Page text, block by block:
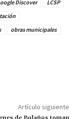
Discover
LCSP
obras municipales
Artículo siguiente